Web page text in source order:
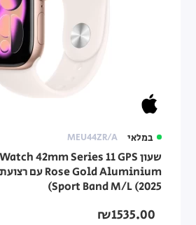
במלאי MEU44ZR/A
Sport Band M/L (2025)
₪1535.00